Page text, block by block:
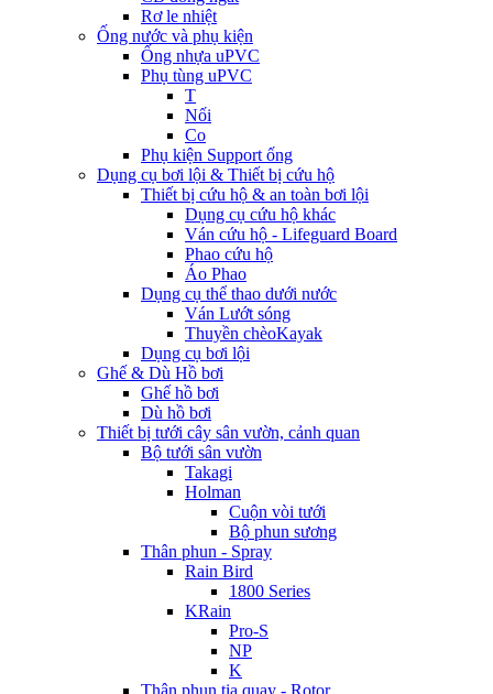
Rơ le nhiệt
Ống nước và phụ kiện
Ống nhựa uPVC
Phụ tùng uPVC
T
Nối
Co
Phụ kiện Support ống
Dụng cụ bơi lội & Thiết bị cứu hộ
Thiết bị cứu hộ & an toàn bơi lội
Dụng cụ cứu hộ khác
Ván cứu hộ - Lifeguard Board
Phao cứu hộ
Áo Phao
Dụng cụ thể thao dưới nước
Ván Lướt sóng
Thuyền chèoKayak
Dụng cụ bơi lội
Ghế & Dù Hồ bơi
Ghế hồ bơi
Dù hồ bơi
Thiết bị tưới cây sân vườn, cảnh quan
Bộ tưới sân vườn
Takagi
Holman
Cuộn vòi tưới
Bộ phun sương
Thân phun - Spray
Rain Bird
1800 Series
KRain
Pro-S
NP
K
Thân phun tia quay - Rotor